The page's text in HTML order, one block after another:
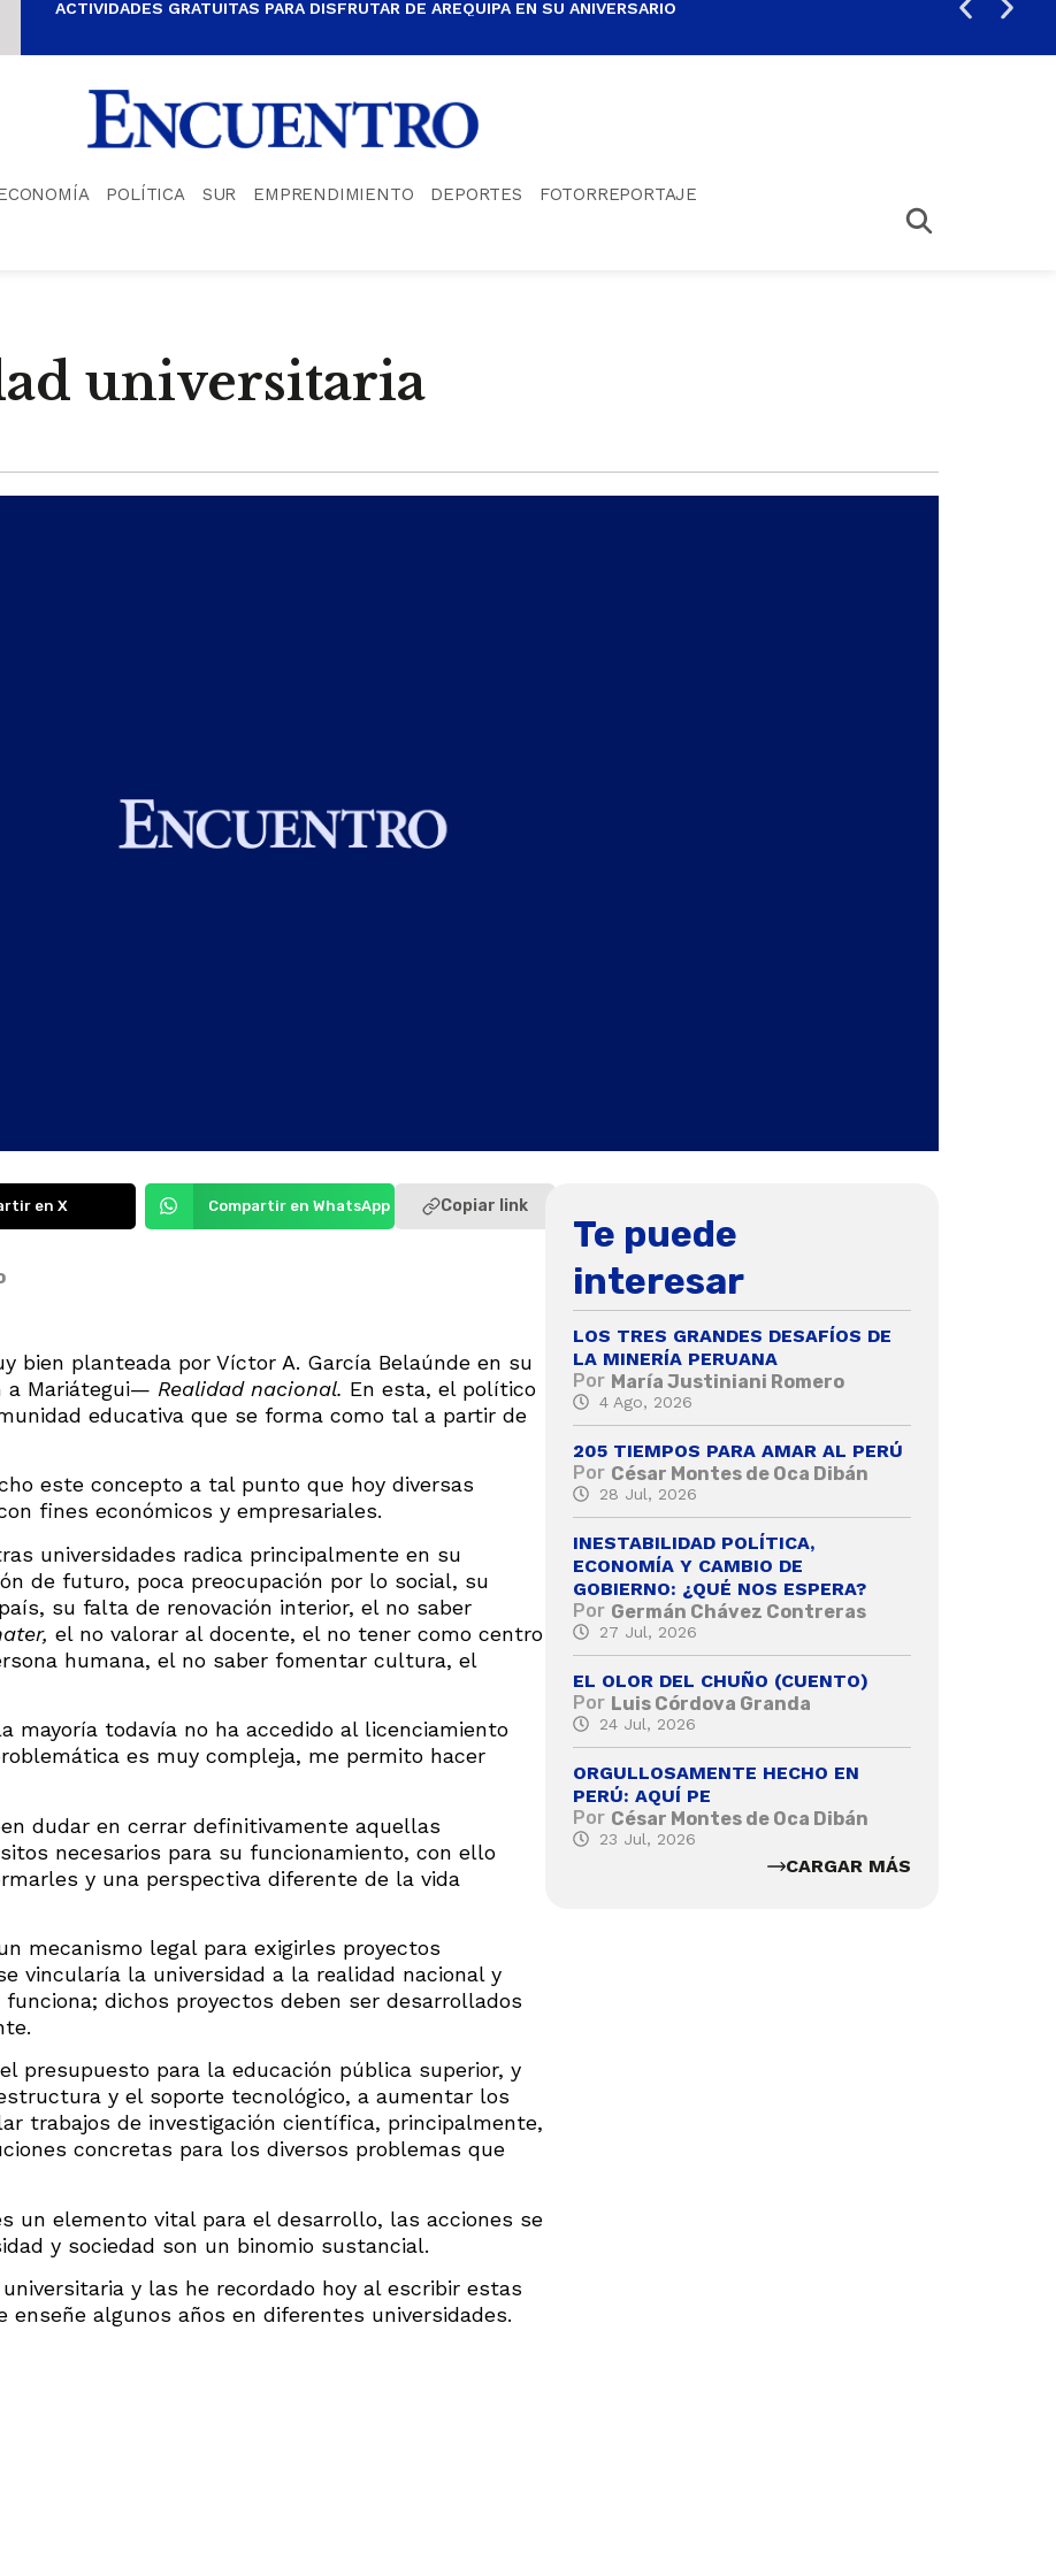
ACTIVIDADES GRATUITAS PARA DISFRUTAR DE AREQUIPA EN SU ANIVERSARIO
POLÍTICA SUR EMPRENDIMIENTO DEPORTES FOTORREPORTAJE
universitaria
en X Compartir en WhatsApp Copiar link
bien planteada por Víctor A. García Belaúnde en su
a Mariátegui— Realidad nacional. En esta, el político
educativa que se forma como tal a partir de
este concepto a tal punto que hoy diversas
fines económicos y empresariales.
universidades radica principalmente en su
de futuro, poca preocupación por lo social, su
su falta de renovación interior, el no saber
el no valorar al docente, el no tener como centro
humana, el no saber fomentar cultura, el
mayoría todavía no ha accedido al licenciamiento
es muy compleja, me permito hacer
dudar en cerrar definitivamente aquellas
necesarios para su funcionamiento, con ello
y una perspectiva diferente de la vida
mecanismo legal para exigirles proyectos
vincularía la universidad a la realidad nacional y
dichos proyectos deben ser desarrollados
presupuesto para la educación pública superior, y
y el soporte tecnológico, a aumentar los
trabajos de investigación científica, principalmente,
concretas para los diversos problemas que
un elemento vital para el desarrollo, las acciones se
y sociedad son un binomio sustancial.
y las he recordado hoy al escribir estas
enseñe algunos años en diferentes universidades.
Te puede
interesar
LOS TRES GRANDES DESAFÍOS DE
LA MINERÍA PERUANA
Por María Justiniani Romero
4 Ago, 2026
205 TIEMPOS PARA AMAR AL PERÚ
Por César Montes de Oca Dibán
28 Jul, 2026
INESTABILIDAD POLÍTICA,
ECONOMÍA Y CAMBIO DE
GOBIERNO: ¿QUÉ NOS ESPERA?
Por Germán Chávez Contreras
27 Jul, 2026
EL OLOR DEL CHUÑO (CUENTO)
Por Luis Córdova Granda
24 Jul, 2026
ORGULLOSAMENTE HECHO EN
PERÚ: AQUÍ PE
Por César Montes de Oca Dibán
23 Jul, 2026
CARGAR MÁS